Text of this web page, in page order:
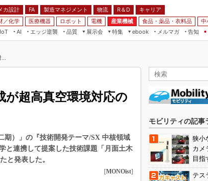
カ設計 FA 製造マネジメント 物流 R＆D
キャリア
／化学 医療機器 ロボット 電機 産業機械 食品・薬品・衣料品
中
IoT
AI
エッジ逆襲 品質
展示会
FRONTIER
展
特集
VR／AR
フィールドサービス
組み込み画像技術
組み込みモデリング
ebook
FA
モビリティ
メルマガ
告知
が超高真空環境対応の
）」の『技術開発テーマ/SX 中核領域
と連携して提案した技術課題「月面土木
と発表した。
[MONOist]
モビリティの記事
狭小
カメ
目指
テス